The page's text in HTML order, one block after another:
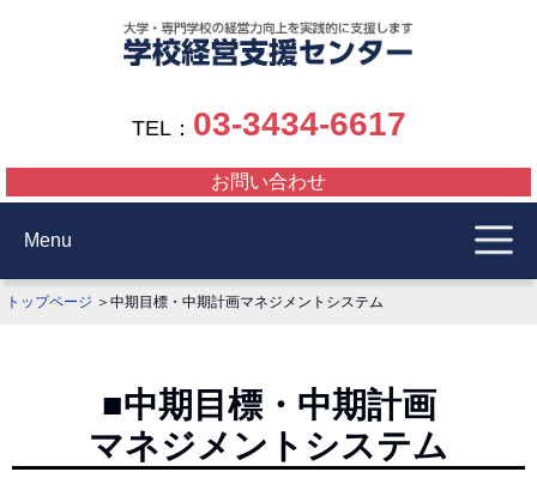
TEL： 03-3434-6617
お問い合わせ
Menu
トップページ ＞中期目標・中期計画マネジメントシステム
■中期目標・中期計画
マネジメントシステム